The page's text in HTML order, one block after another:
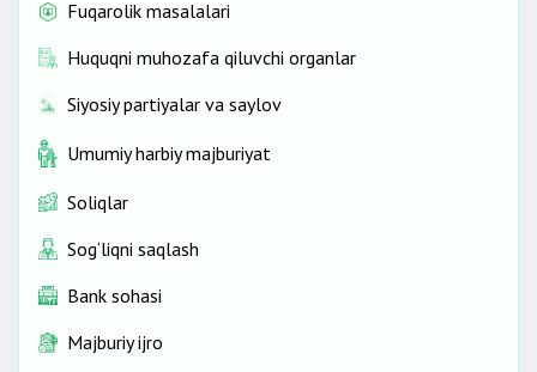
Fuqarolik masalalari
Huquqni muhozafa qiluvchi organlar
Siyosiy partiyalar va saylov
Umumiy harbiy majburiyat
Soliqlar
Sog‘liqni saqlash
Bank sohasi
Majburiy ijro